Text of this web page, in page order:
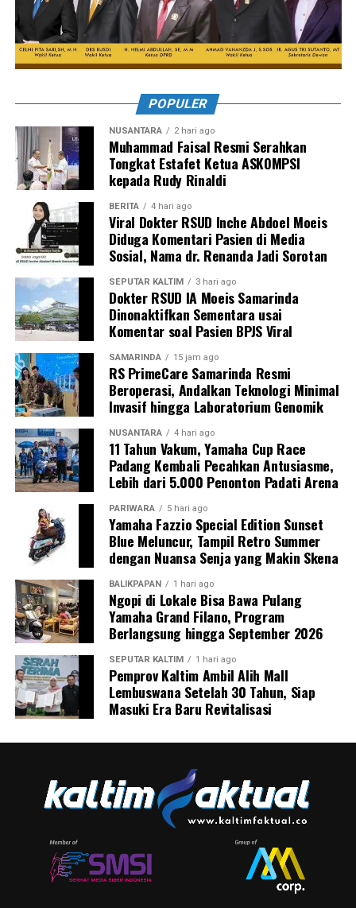
POPULER
NUSANTARA 2 hari ago
Muhammad Faisal Resmi Serahkan
Tongkat Estafet Ketua ASKOMPSI
kepada Rudy Rinaldi
BERITA 4 hari ago
Viral Dokter RSUD Inche Abdoel Moeis
Diduga Komentari Pasien di Media
Sosial, Nama dr. Renanda Jadi Sorotan
SEPUTAR KALTIM 3 hari ago
Dokter RSUD IA Moeis Samarinda
Dinonaktifkan Sementara usai
Komentar soal Pasien BPJS Viral
SAMARINDA 15 jam ago
RS PrimeCare Samarinda Resmi
Beroperasi, Andalkan Teknologi Minimal
Invasif hingga Laboratorium Genomik
NUSANTARA 4 hari ago
11 Tahun Vakum, Yamaha Cup Race
Padang Kembali Pecahkan Antusiasme,
Lebih dari 5.000 Penonton Padati Arena
PARIWARA 5 hari ago
Yamaha Fazzio Special Edition Sunset
Blue Meluncur, Tampil Retro Summer
dengan Nuansa Senja yang Makin Skena
BALIKPAPAN 1 hari ago
Ngopi di Lokale Bisa Bawa Pulang
Yamaha Grand Filano, Program
Berlangsung hingga September 2026
SEPUTAR KALTIM 1 hari ago
Pemprov Kaltim Ambil Alih Mall
Lembuswana Setelah 30 Tahun, Siap
Masuki Era Baru Revitalisasi